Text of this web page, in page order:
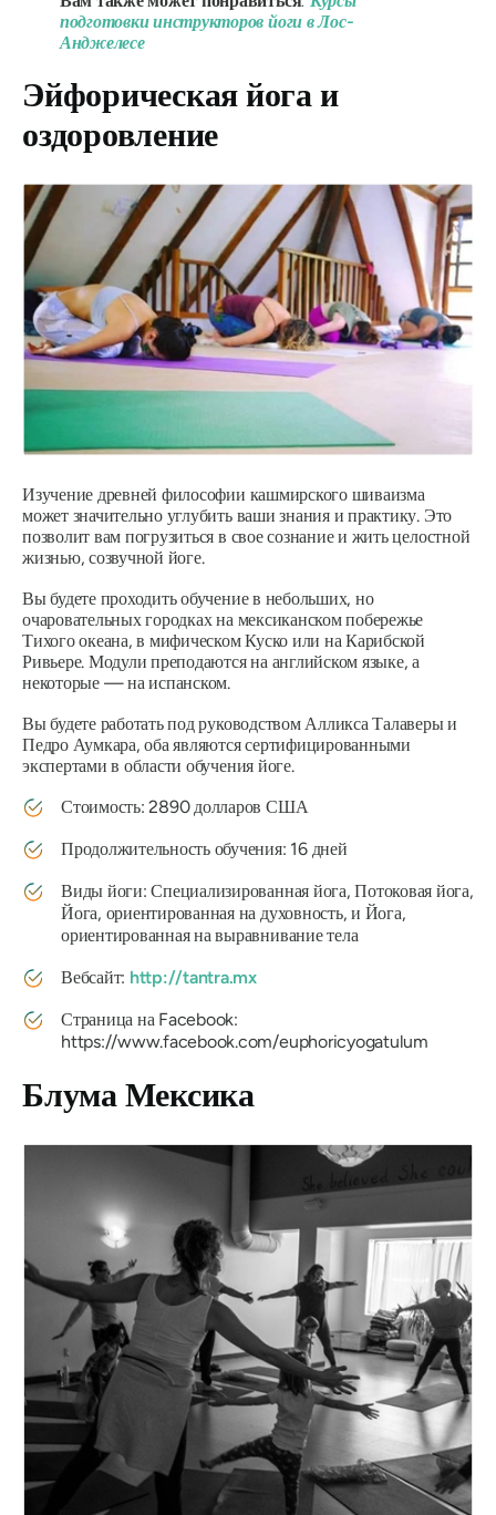
подготовки инструкторов йоги в Лос-
Анджелесе
Эйфорическая йога и
оздоровление
Изучение древней философии кашмирского шиваизма
может значительно углубить ваши знания и практику. Это
позволит вам погрузиться в свое сознание и жить целостной
жизнью, созвучной йоге.
Вы будете проходить обучение в небольших, но
очаровательных городках на мексиканском побережье
Тихого океана, в мифическом Куско или на Карибской
Ривьере. Модули преподаются на английском языке, а
некоторые — на испанском.
Вы будете работать под руководством Алликса Талаверы и
Педро Аумкара, оба являются сертифицированными
экспертами в области обучения йоге.
Стоимость: 2890 долларов США
Продолжительность обучения: 16 дней
Виды йоги: Специализированная йога, Потоковая йога,
Йога, ориентированная на духовность, и Йога,
ориентированная на выравнивание тела
Вебсайт: http://tantra.mx
Страница на Facebook:
https://www.facebook.com/euphoricyogatulum
Блума Мексика